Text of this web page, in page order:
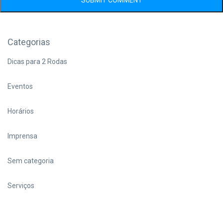
Categorias
Dicas para 2 Rodas
Eventos
Horários
Imprensa
Sem categoria
Serviços